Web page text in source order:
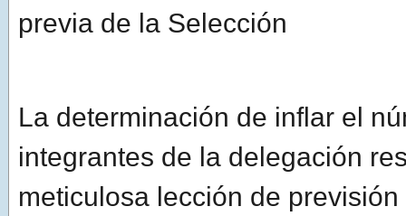
previa de la Selección
La determinación de inflar el
integrantes de la delegación
meticulosa lección de